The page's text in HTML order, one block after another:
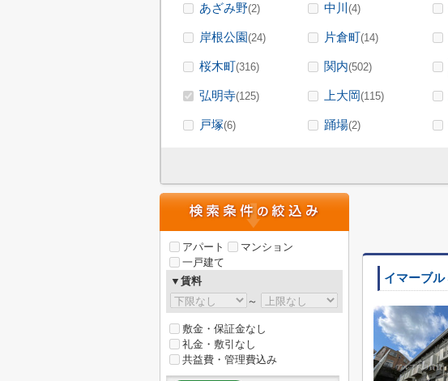
あざみ野(2) 中川 (4)
岸根公園(24) 片倉町(14)
桜木町(316) 関内(502)
弘明寺(125) 上大岡(115)
戸塚(6) 踊場(2)
イマーブル
アパート
マンション
一戸建て
▼賃料
～
敷金・保証金なし
礼金・敷引なし
共益費・管理費込み